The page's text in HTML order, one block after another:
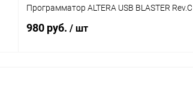
Программатор ALTERA USB BLASTER Rev.C
980 руб. / шт